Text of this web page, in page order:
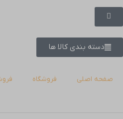
دسته بندی کالا ها
صفحه اصلی فروشگاه